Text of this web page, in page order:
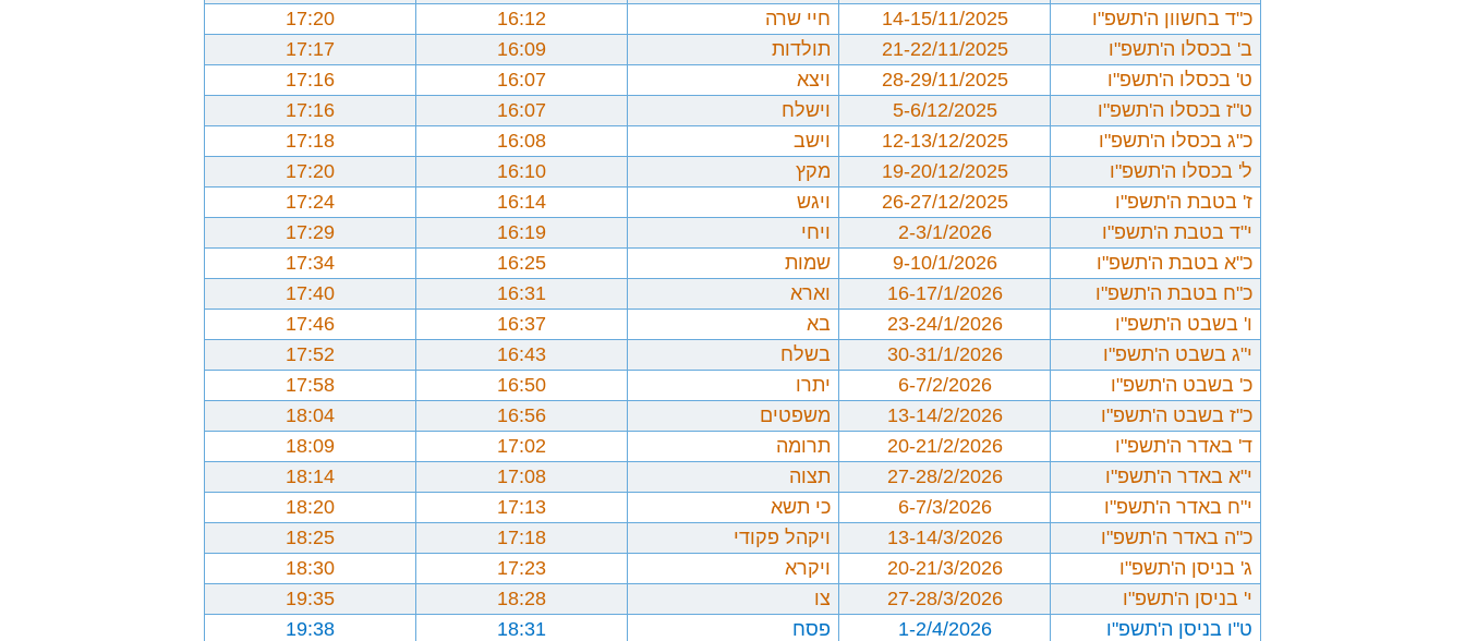
כ"ד בחשוון ה'תשפ"ו
14-15/11/2025 חיי שרה 16:12
17:20
ב' בכסלו ה'תשפ"ו
21-22/11/2025 תולדות 16:09
17:17
ט' בכסלו ה'תשפ"ו
28-29/11/2025 ויצא 16:07
17:16
ט"ז בכסלו ה'תשפ"ו
5-6/12/2025 וישלח 16:07
17:16
כ"ג בכסלו ה'תשפ"ו
12-13/12/2025 וישב 16:08
17:18
ל' בכסלו ה'תשפ"ו
19-20/12/2025 מקץ 16:10
17:20
ז' בטבת ה'תשפ"ו
26-27/12/2025 ויגש 16:14
17:24
י"ד בטבת ה'תשפ"ו
2-3/1/2026 ויחי 16:19
17:29
כ"א בטבת ה'תשפ"ו
9-10/1/2026 שמות 16:25
17:34
כ"ח בטבת ה'תשפ"ו
16-17/1/2026 וארא 16:31
17:40
ו' בשבט ה'תשפ"ו
23-24/1/2026 בא 16:37
17:46
י"ג בשבט ה'תשפ"ו
30-31/1/2026 בשלח 16:43
17:52
כ' בשבט ה'תשפ"ו
6-7/2/2026 יתרו 16:50
17:58
כ"ז בשבט ה'תשפ"ו
13-14/2/2026 משפטים 16:56
18:04
ד' באדר ה'תשפ"ו
20-21/2/2026 תרומה 17:02
18:09
י"א באדר ה'תשפ"ו
27-28/2/2026 תצוה 17:08
18:14
י"ח באדר ה'תשפ"ו
6-7/3/2026 כי תשא 17:13
18:20
כ"ה באדר ה'תשפ"ו
13-14/3/2026 ויקהל פקודי 17:18
18:25
ג' בניסן ה'תשפ"ו
20-21/3/2026 ויקרא 17:23
18:30
י' בניסן ה'תשפ"ו
27-28/3/2026 צו 18:28
19:35
ט"ו בניסן ה'תשפ"ו
1-2/4/2026 פסח 18:31
19:38